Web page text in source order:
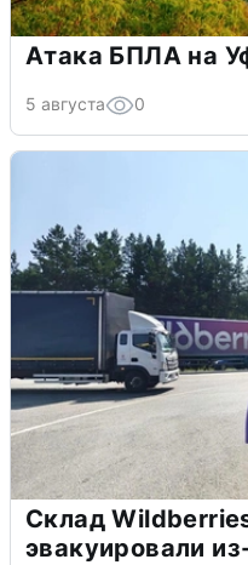
Атака БПЛА на
5 августа 0
Склад
эвакуировали